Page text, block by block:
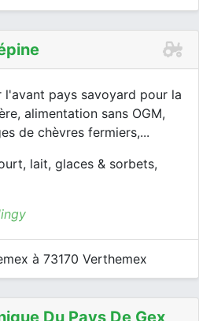
l'avant pays savoyard pour la
alimentation sans OGM,
de chèvres fermiers,...
lait, glaces & sorbets,
à 73170 Verthemex
Du Pays De Gex